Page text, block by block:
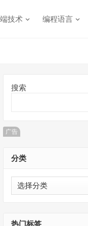
技术 编程语言
搜索
广告
分类
分
类
热门标签